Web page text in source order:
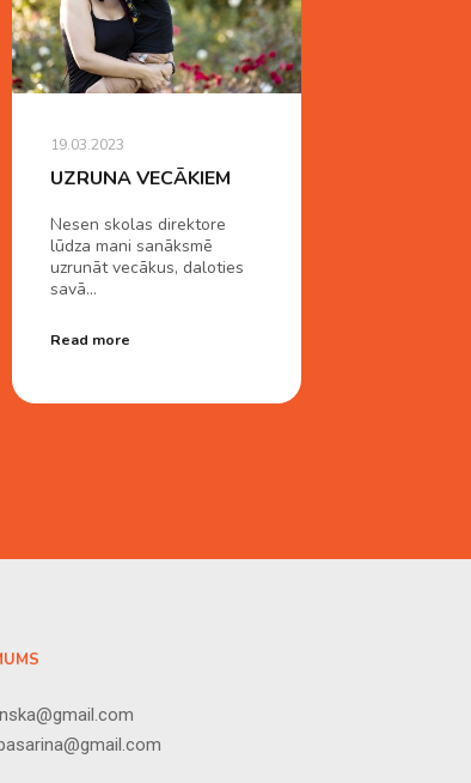
19.03.2023
UZRUNA VECĀKIEM
Nesen skolas direktore
lūdza mani sanāksmē
uzrunāt vecākus, daloties
savā…
Read more